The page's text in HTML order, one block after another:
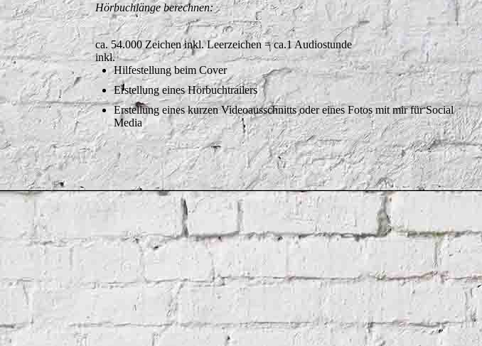
Hörbuchlänge berechnen:
ca. 54.000 Zeichen inkl. Leerzeichen = ca.1 Audiostunde
inkl.
Hilfestellung beim Cover
Erstellung eines Hörbuchtrailers
Erstellung eines kurzen Videoausschnitts oder eines Fotos mit mir für Social
Media